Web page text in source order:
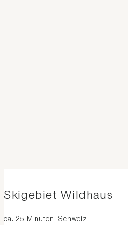
Skigebiet Wildhaus
ca. 25 Minuten, Schweiz